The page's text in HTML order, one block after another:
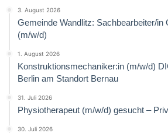
3. August 2026
Gemeinde Wandlitz: Sachbearbeiter/in
(m/w/d)
1. August 2026
Konstruktionsmechaniker:in (m/w/d)
Berlin am Standort Bernau
31. Juli 2026
Physiotherapeut (m/w/d) gesucht –
30. Juli 2026